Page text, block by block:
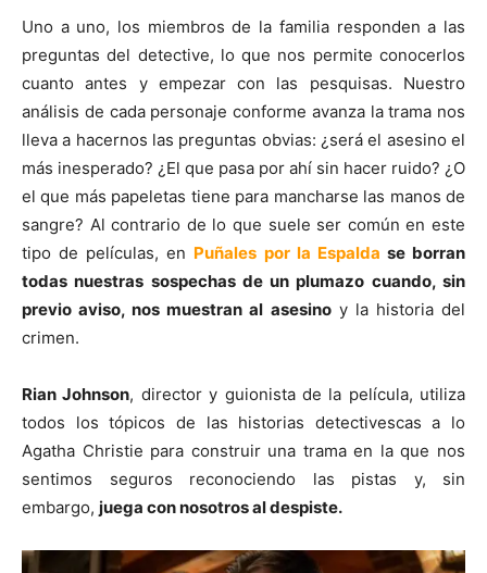
Uno a uno, los miembros de la familia responden a las
preguntas del detective, lo que nos permite conocerlos
cuanto antes y empezar con las pesquisas. Nuestro
análisis de cada personaje conforme avanza la trama nos
lleva a hacernos las preguntas obvias: ¿será el asesino el
más inesperado? ¿El que pasa por ahí sin hacer ruido? ¿O
el que más papeletas tiene para mancharse las manos de
sangre? Al contrario de lo que suele ser común en este
tipo de películas, en Puñales por la Espalda se borran
todas nuestras sospechas de un plumazo cuando, sin
previo aviso, nos muestran al asesinoy la historia del
crimen.
Rian Johnson, director y guionista de la película, utiliza
todos los tópicos de las historias detectivescas a lo
Agatha Christie para construir una trama en la que nos
sentimos seguros reconociendo las pistas y, sin
embargo, juega con nosotros al despiste.